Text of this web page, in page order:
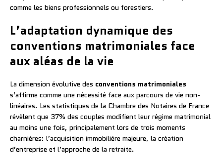
comme les biens professionnels ou forestiers.
L’adaptation dynamique des
conventions matrimoniales face
aux aléas de la vie
La dimension évolutive des conventions matrimoniales
s’affirme comme une nécessité face aux parcours de vie non-
linéaires. Les statistiques de la Chambre des Notaires de France
révèlent que 37% des couples modifient leur régime matrimonial
au moins une fois, principalement lors de trois moments
charnières: l’acquisition immobilière majeure, la création
d’entreprise et l’approche de la retraite.